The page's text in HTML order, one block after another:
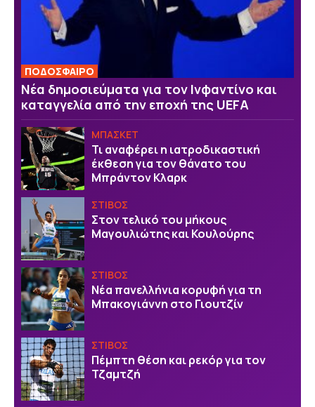
ΠΟΔΟΣΦΑΙΡΟ
Νέα δημοσιεύματα για τον Ινφαντίνο και
καταγγελία από την εποχή της UEFA
ΜΠΑΣΚΕΤ
Τι αναφέρει η ιατροδικαστική
έκθεση για τον θάνατο του
Μπράντον Κλαρκ
ΣΤΙΒΟΣ
Στον τελικό του μήκους
Μαγουλιώτης και Κουλούρης
ΣΤΙΒΟΣ
Νέα πανελλήνια κορυφή για τη
Μπακογιάννη στο Γιουτζίν
ΣΤΙΒΟΣ
Πέμπτη θέση και ρεκόρ για τον
Τζαμτζή